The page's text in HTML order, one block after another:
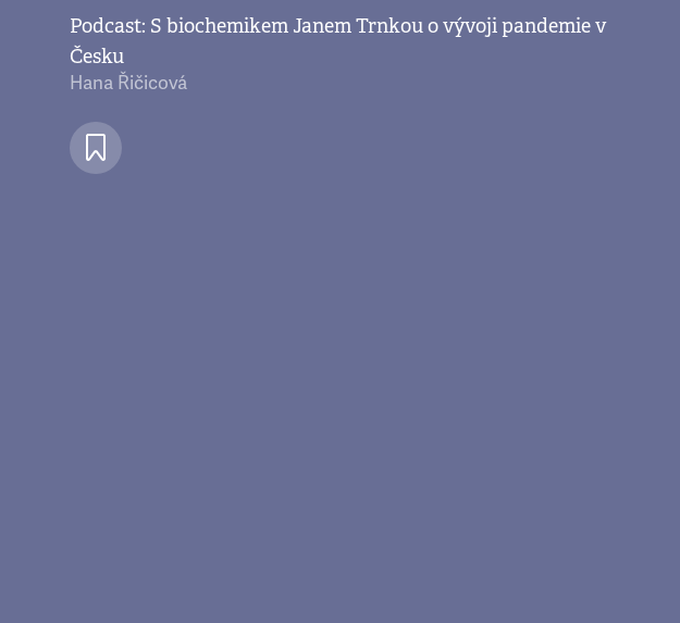
Podcast: S biochemikem Janem Trnkou o vývoji pandemie v
Česku
Hana Řičicová